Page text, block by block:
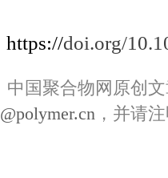
https://doi.org/
中国聚合物网原创
，并请